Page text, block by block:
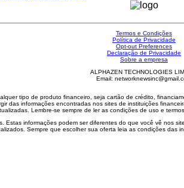
Termos e Condições
Política de Privacidade
Opt-out Preferences
Declaração de Privacidade
Sobre a empresa
ALPHAZEN TECHNOLOGIES
Email:
tipo de produto financeiro, seja cartão de crédito,
das informações encontradas nos sites de instituições
Lembre-se sempre de ler as condições de uso e
Estas informações podem ser diferentes do que você vê nos
Sempre que escolher sua oferta leia as condições das